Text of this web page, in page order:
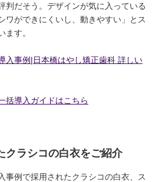
判だそう。デザインが気に入っている
ワができにくいし、動きやすい」とス
ます。
入事例|日本橋はやし矯正歯科 詳しい
括導入ガイドはこちら
クラシコの白衣をご紹介
事例で採用されたクラシコの白衣、ス